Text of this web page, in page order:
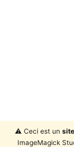
⚠️ Ceci est un
ImageMagick